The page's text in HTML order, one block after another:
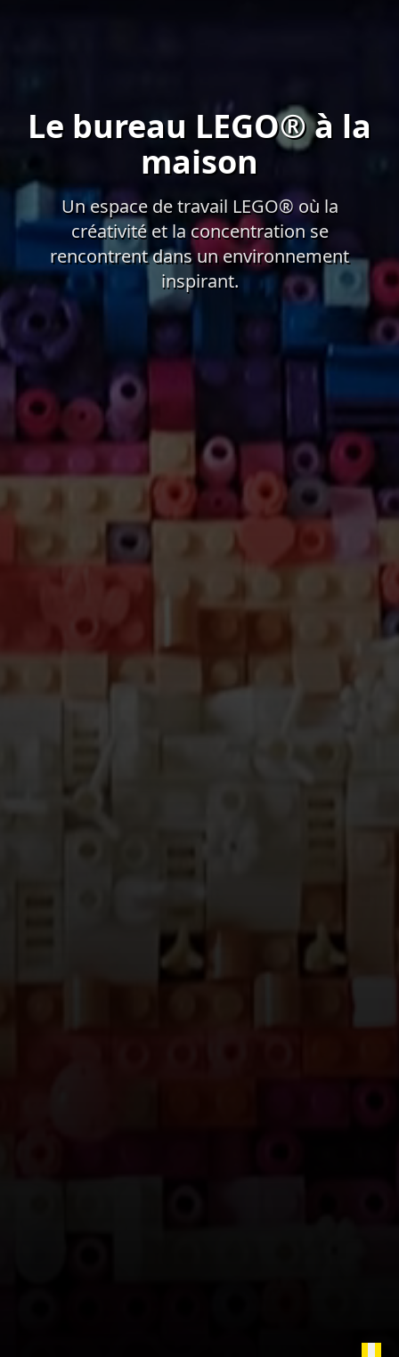
Le bureau LEGO® à la
maison
Un espace de travail LEGO® où la
créativité et la concentration se
rencontrent dans un environnement
inspirant.
La vidéo d'arrière-plan présente des visuels